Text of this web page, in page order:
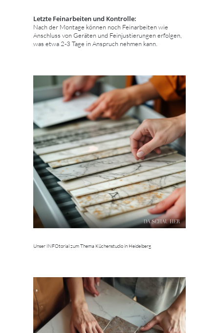
Letzte Feinarbeiten und Kontrolle:
Nach der Montage können noch Feinarbeiten wie
Anschluss von Geräten und Feinjustierungen erfolgen,
was etwa 2-3 Tage in Anspruch nehmen kann.
Unser INFOtorial zum Thema Küchenstudio in Heidelberg